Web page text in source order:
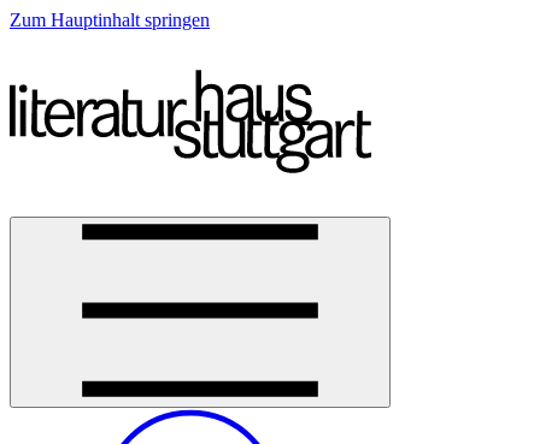
Zum Hauptinhalt springen